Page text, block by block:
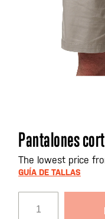
Saltar
al
comienzo
de
Pantalones
The lowest price
GUÍA DE TALLAS